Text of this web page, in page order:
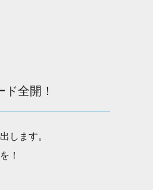
全開！
します。
！